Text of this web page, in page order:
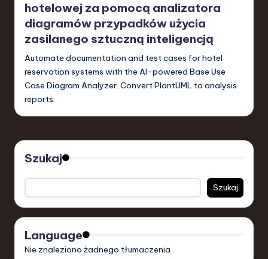
hotelowej za pomocą analizatora
diagramów przypadków użycia
zasilanego sztuczną inteligencją
Automate documentation and test cases for hotel
reservation systems with the AI-powered Base Use
Case Diagram Analyzer. Convert PlantUML to analysis
reports.
Szukaj
Szukaj
Language
Nie znaleziono żadnego tłumaczenia